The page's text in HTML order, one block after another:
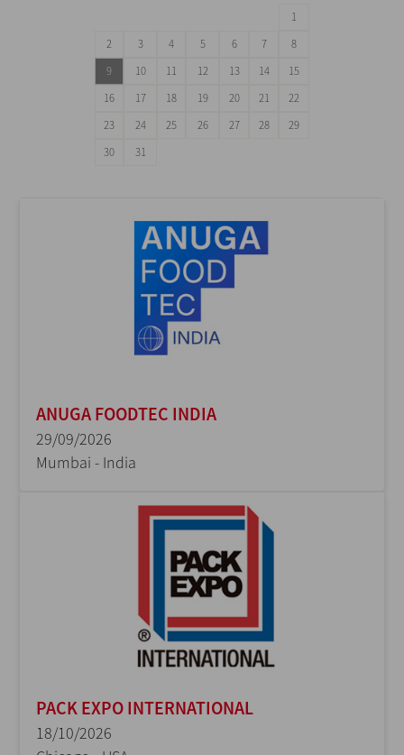
1
2
3 4 5 6 7
8
9
10 11 12 13 14
15
16
17 18 19 20 21
22
23
24 25 26 27 28
29
30
31
ANUGA FOODTEC INDIA
29/09/2026
Mumbai - India
PACK EXPO INTERNATIONAL
18/10/2026